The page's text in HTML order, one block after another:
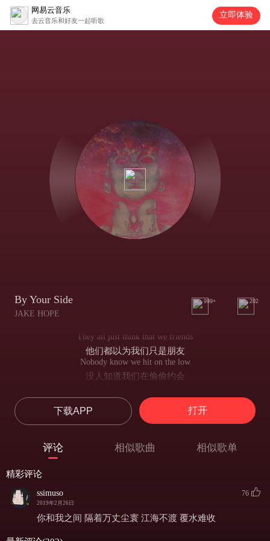
网易云音乐
去云音乐和好友一起听歌
立即体验
By Your Side
JAKE HOPE
999+ 202
They all just think that we friends
他们都以为我们只是朋友
Nobody know we hit on the low
没人知道我们在偷偷约会
旁人面前，我们习惯了伪装
But when it's just me and you
但只有我们两个人的时候
我知道你想要我吐露真心
But you ain't got no time for that
下载APP 打开
评论 相似歌曲 相似歌单
精彩评论
ssimuso
2019年2月26日
76
你和我之间 隔着万丈尘寰 江海不渡 覆水难收 ​​